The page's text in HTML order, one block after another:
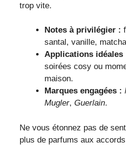
trop vite.
Notes à privilégier :
santal, vanille,
Applications idéales
soirées cosy ou
maison.
Marques engagées :
Mugler, Guerlain.
Ne vous étonnez pas de
plus de parfums aux